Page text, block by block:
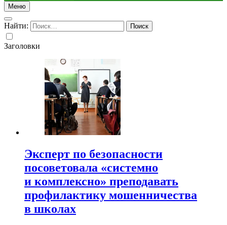
Меню
Найти:
Заголовки
Эксперт по безопасности
посоветовала «системно
и комплексно» преподавать
профилактику мошенничества
в школах